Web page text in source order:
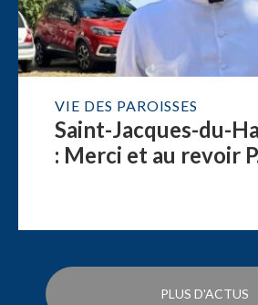
VIE DES PAROISSES
Saint-Jacques-du-
: Merci et au revoir
PLUS D'ACTUS